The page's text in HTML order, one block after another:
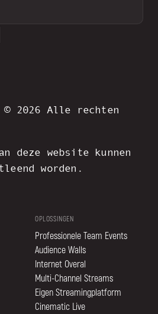
© 2026 Alle rechten
deze website kunnen
worden.
OPLOSSINGEN
Professionele Team Events
Audience Walls
Internet Overal
Multi-Channel Streams
Eigen Streamingplatform
Cinematic Live